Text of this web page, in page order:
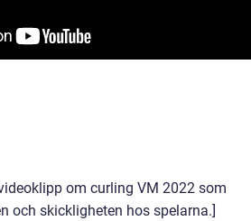
om curling VM 2022 som
och skickligheten hos spelarna.]